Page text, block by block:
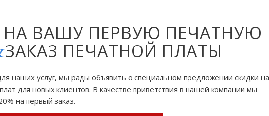
НА ВАШУ ПЕРВУЮ ПЕЧАТНУЮ
ЗАКАЗ ПЕЧАТНОЙ ПЛАТЫ
наших услуг, мы рады объявить о специальном предложении скидки на
для новых клиентов. В качестве приветствия в нашей компании мы
на первый заказ.